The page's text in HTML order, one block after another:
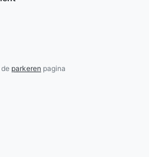
parkeren pagina